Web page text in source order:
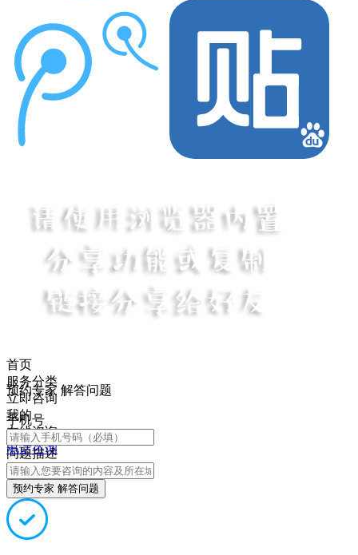
首页
服务分类
立即咨询
我的
在线咨询
电话咨询
预约专家 解答问题
手机号
问题描述
预约专家 解答问题